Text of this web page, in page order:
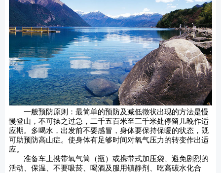
一般预防原则：最简单的预防及减低徵状出现的方法是慢
慢登山，不可操之过急，二千五百米至三千米处停留几晚作适
应期。多喝水，出发前不要感冒，身体要保持保暖的状态，既
可助预防高山症。使身体有足够时间对氧气压力的转变作出适
应。
准备车上携带氧气筒（瓶）或携带式加压袋、避免剧烈的
活动、保温、不要吸菸、喝酒及服用镇静剂、吃高碳水化合